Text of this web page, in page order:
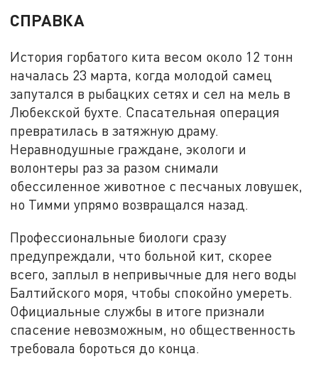
СПРАВКА
История горбатого кита весом около 12 тонн
началась 23 марта, когда молодой самец
запутался в рыбацких сетях и сел на мель в
Любекской бухте. Спасательная операция
превратилась в затяжную драму.
Неравнодушные граждане, экологи и
волонтеры раз за разом снимали
обессиленное животное с песчаных ловушек,
но Тимми упрямо возвращался назад.
Профессиональные биологи сразу
предупреждали, что больной кит, скорее
всего, заплыл в непривычные для него воды
Балтийского моря, чтобы спокойно умереть.
Официальные службы в итоге признали
спасение невозможным, но общественность
требовала бороться до конца.